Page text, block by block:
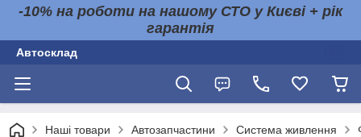
-10% на роботи на нашому СТО у Києві + рік
гарантія
Автосклад
Наші товари Автозапчастини Система живлення